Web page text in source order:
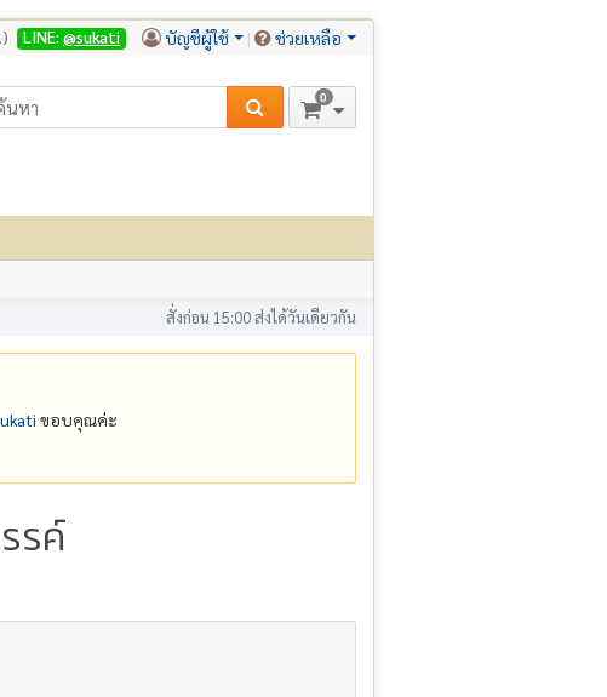
LINE:@sukati บัญชีผู้ใช้ ช่วยเหลือ
0
สั่งก่อน 15:00 ส่งได้วันเดียวกัน
ขอบคุณค่ะ
รค์